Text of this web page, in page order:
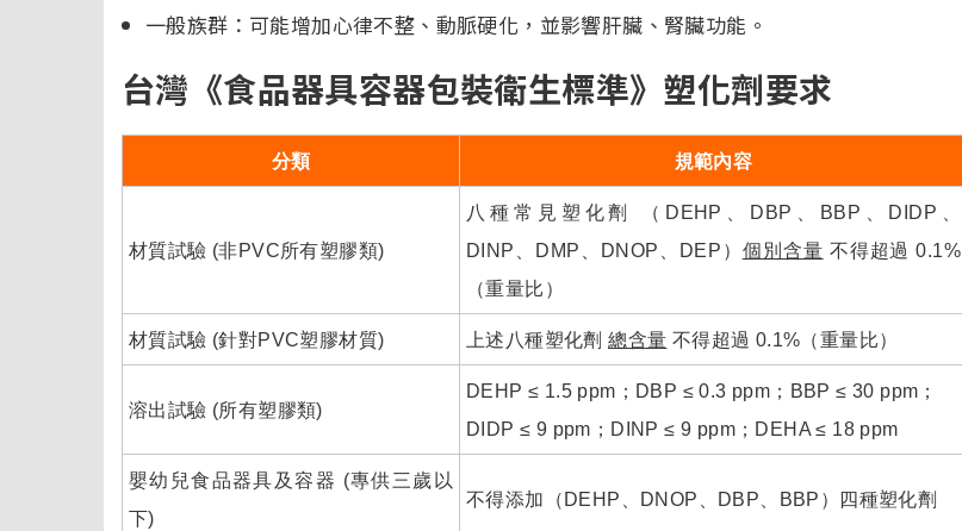
一般族群：可能增加心律不整、動脈硬化，並影響肝臟、腎臟功能。
台灣《食品器具容器包裝衛生標準》塑化劑要求
分類 規範內容
材質試驗 (非PVC所有塑膠類)
八種常見塑化劑 （DEHP、DBP、BBP、DIDP、
DINP、DMP、DNOP、DEP） 個別含量 不得超過 0.1%
（重量比）
材質試驗 (針對PVC塑膠材質) 上述八種塑化劑總含量 不得超過 0.1%（重量比）
溶出試驗 (所有塑膠類)
DEHP ≤ 1.5 ppm ；DBP ≤ 0.3 ppm ；BBP≤ 30 ppm ；
DIDP ≤ 9 ppm ；DINP≤ 9 ppm ；DEHA≤ 18 ppm
嬰幼兒食品器具及容器 (專供三歲以
下)
不得添加（DEHP、DNOP、DBP、BBP）四種塑化劑